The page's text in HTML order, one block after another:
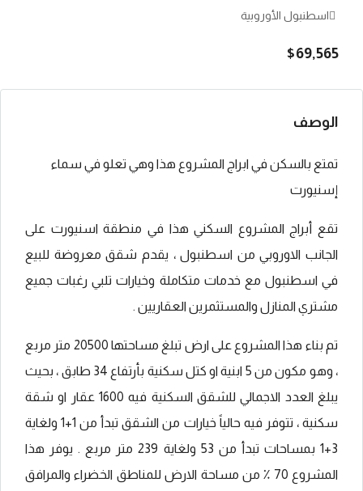
اسطنبول الأوروبية
$69,565
الوصف
تمتع بالسكن في ابراج المشروع هذا وهي تعلو في سماء
إسنيورت
تقع أبراج المشروع السكني هذا في منطقة اسنيورت على
الجانب الاوروبي من اسطنبول ، يقدم شقق معروضة للبيع
في اسطنبول مع خدمات متكاملة وخيارات تلبي رغبات جميع
مشتري المنازل والمستثمرين العقاريين .
تم بناء هذا المشروع على ارض تبلغ مساحتها 20500 متر مربع
، وهو مكون من 5 ابنية او كتل سكنية بأرتفاع 34 طابق ، بحيث
يبلغ العدد الاجمالي للشقق السكنية فيه 1600 عقار او شقة
سكنية ، تتوفر فيه حالياً خيارات من الشقق تبدأ من 1+1 ولغاية
3+1 بمساحات تبدأ من 53 ولغاية 239 متر مربع . يوفر هذا
المشروع 70 ٪ من مساحة الارض للمناطق الخضراء والمرافق